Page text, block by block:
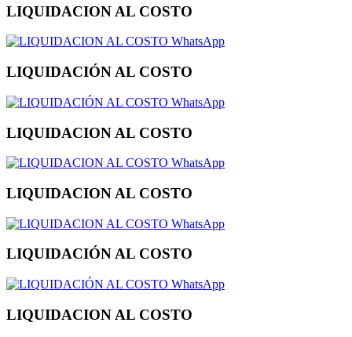
LIQUIDACION AL COSTO
WhatsApp
LIQUIDACIÓN AL COSTO
WhatsApp
LIQUIDACION AL COSTO
WhatsApp
LIQUIDACION AL COSTO
WhatsApp
LIQUIDACIÓN AL COSTO
WhatsApp
LIQUIDACION AL COSTO